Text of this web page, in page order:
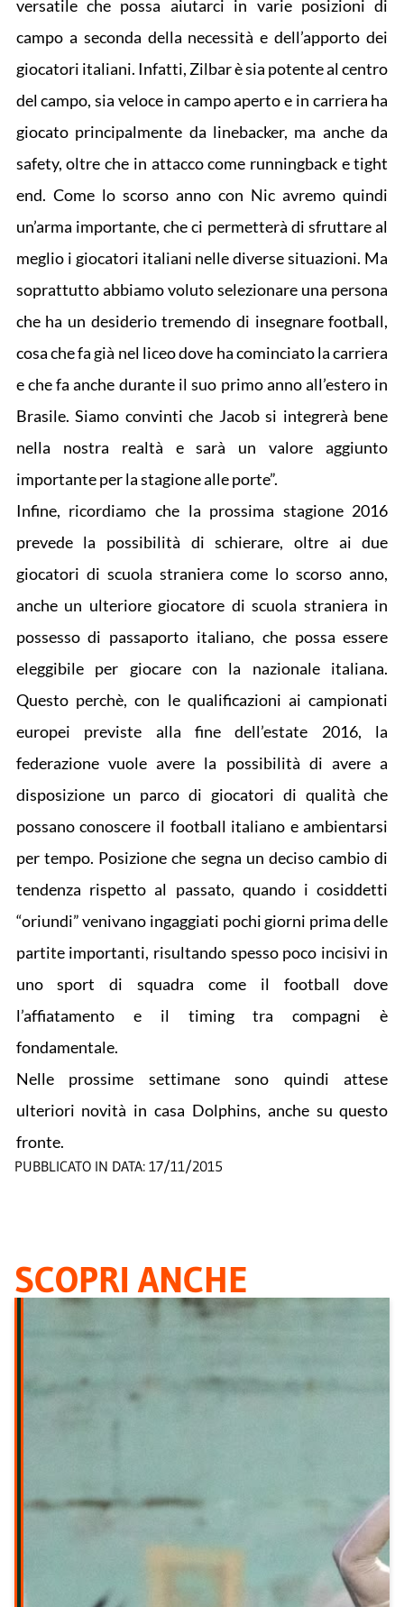
versatile che possa aiutarci in varie posizioni di
campo a seconda della necessità e dell’apporto dei
giocatori italiani. Infatti, Zilbar è sia potente al centro
del campo, sia veloce in campo aperto e in carriera ha
giocato principalmente da linebacker, ma anche da
safety, oltre che in attacco come runningback e tight
end. Come lo scorso anno con Nic avremo quindi
un’arma importante, che ci permetterà di sfruttare al
meglio i giocatori italiani nelle diverse situazioni. Ma
soprattutto abbiamo voluto selezionare una persona
che ha un desiderio tremendo di insegnare football,
cosa che fa già nel liceo dove ha cominciato la carriera
e che fa anche durante il suo primo anno all’estero in
Brasile. Siamo convinti che Jacob si integrerà bene
nella nostra realtà e sarà un valore aggiunto
importante per la stagione alle porte”.
Infine, ricordiamo che la prossima stagione 2016
prevede la possibilità di schierare, oltre ai due
giocatori di scuola straniera come lo scorso anno,
anche un ulteriore giocatore di scuola straniera in
possesso di passaporto italiano, che possa essere
eleggibile per giocare con la nazionale italiana.
Questo perchè, con le qualificazioni ai campionati
europei previste alla fine dell’estate 2016, la
federazione vuole avere la possibilità di avere a
disposizione un parco di giocatori di qualità che
possano conoscere il football italiano e ambientarsi
per tempo. Posizione che segna un deciso cambio di
tendenza rispetto al passato, quando i cosiddetti
“oriundi” venivano ingaggiati pochi giorni prima delle
partite importanti, risultando spesso poco incisivi in
uno sport di squadra come il football dove
l’affiatamento e il timing tra compagni è
fondamentale.
Nelle prossime settimane sono quindi attese
ulteriori novità in casa Dolphins, anche su questo
fronte.
PUBBLICATO IN DATA: 17/11/2015
SCOPRI ANCHE